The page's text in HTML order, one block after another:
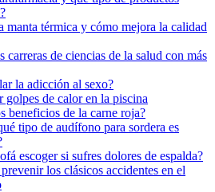
manta térmica y cómo mejora la calidad
carreras de ciencias de la salud con más
la adicción al sexo?
golpes de calor en la piscina
beneficios de la carne roja?
tipo de audífono para sordera es
escoger si sufres dolores de espalda?
los clásicos accidentes en el